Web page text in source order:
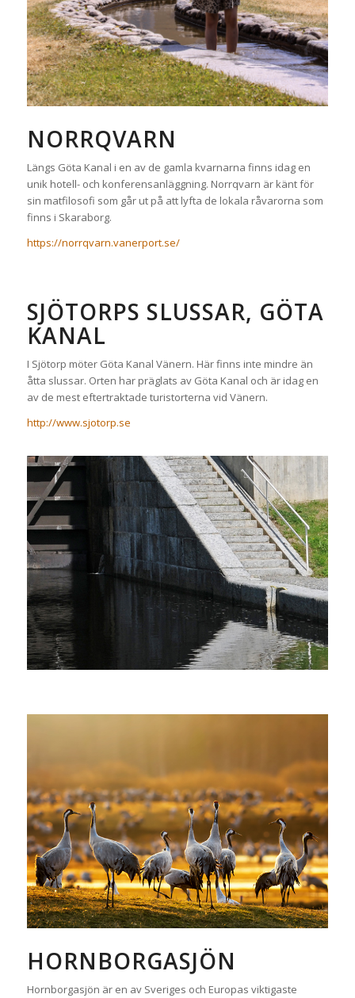
NORRQVARN
Längs Göta Kanal i en av de gamla kvarnarna finns idag en
unik hotell- och konferensanläggning. Norrqvarn är känt för
sin matfilosofi som går ut på att lyfta de lokala råvarorna som
finns i Skaraborg.
https://norrqvarn.vanerport.se/
SJÖTORPS SLUSSAR, GÖTA
KANAL
I Sjötorp möter Göta Kanal Vänern. Här finns inte mindre än
åtta slussar. Orten har präglats av Göta Kanal och är idag en
av de mest eftertraktade turistorterna vid Vänern.
http://www.sjotorp.se
HORNBORGASJÖN
Hornborgasjön är en av Sveriges och Europas viktigaste